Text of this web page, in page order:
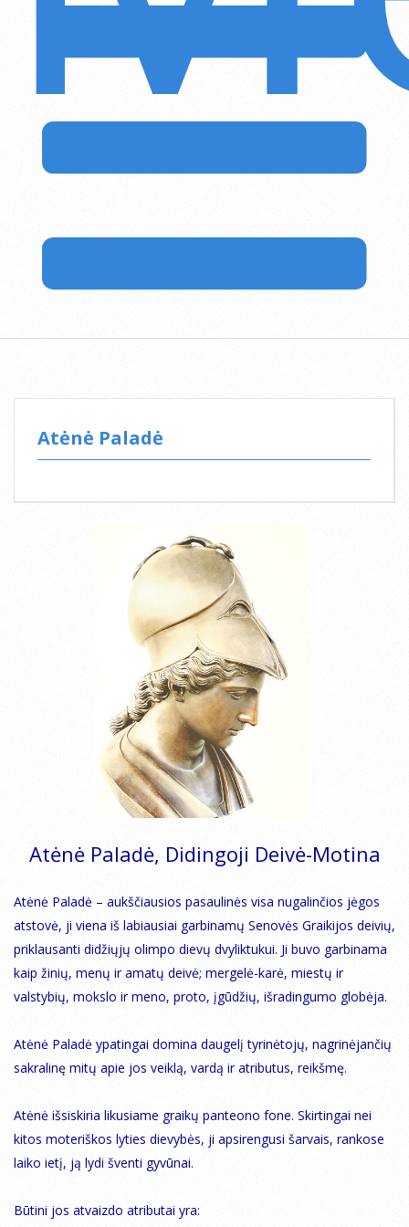
Atėnė Paladė
Atėnė Paladė, Didingoji Deivė-Motina
Atėnė Paladė – aukščiausios pasaulinės visa nugalinčios jėgos
atstovė, ji viena iš labiausiai garbinamų Senovės Graikijos deivių,
priklausanti didžiųjų olimpo dievų dvyliktukui. Ji buvo garbinama
kaip žinių, menų ir amatų deivė; mergelė-karė, miestų ir
valstybių, mokslo ir meno, proto, įgūdžių, išradingumo globėja.
Atėnė Paladė ypatingai domina daugelį tyrinėtojų, nagrinėjančių
sakralinę mitų apie jos veiklą, vardą ir atributus, reikšmę.
Atėnė išsiskiria likusiame graikų panteono fone. Skirtingai nei
kitos moteriškos lyties dievybės, ji apsirengusi šarvais, rankose
laiko ietį, ją lydi šventi gyvūnai.
Būtini jos atvaizdo atributai yra: